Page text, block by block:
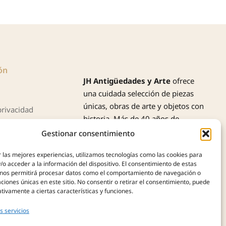
Gestionar consentimiento
las mejores experiencias, utilizamos tecnologías como las cookies para
acceder a la información del dispositivo. El consentimiento de estas
permitirá procesar datos como el comportamiento de navegación o
únicas en este sitio. No consentir o retirar el consentimiento, puede
a ciertas características y funciones.
servicios
JH Antigüedades y Arte ofrece
una cuidada selección de piezas
únicas, obras de arte y objetos con
historia. Más de 40 años de
experiencia nos avalan en la
antigüedades, siempre con
profesionalidad, autenticidad y
confianza.